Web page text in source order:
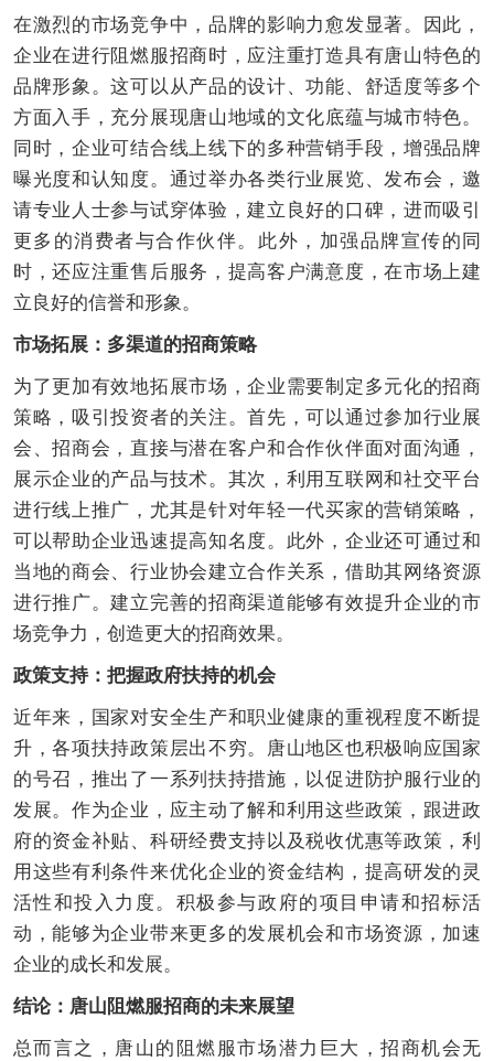
在激烈的市场竞争中，品牌的影响力愈发显著。因此，
企业在进行阻燃服招商时，应注重打造具有唐山特色的
品牌形象。这可以从产品的设计、功能、舒适度等多个
方面入手，充分展现唐山地域的文化底蕴与城市特色。
同时，企业可结合线上线下的多种营销手段，增强品牌
曝光度和认知度。通过举办各类行业展览、发布会，邀
请专业人士参与试穿体验，建立良好的口碑，进而吸引
更多的消费者与合作伙伴。此外，加强品牌宣传的同
时，还应注重售后服务，提高客户满意度，在市场上建
立良好的信誉和形象。
市场拓展：多渠道的招商策略
为了更加有效地拓展市场，企业需要制定多元化的招商
策略，吸引投资者的关注。首先，可以通过参加行业展
会、招商会，直接与潜在客户和合作伙伴面对面沟通，
展示企业的产品与技术。其次，利用互联网和社交平台
进行线上推广，尤其是针对年轻一代买家的营销策略，
可以帮助企业迅速提高知名度。此外，企业还可通过和
当地的商会、行业协会建立合作关系，借助其网络资源
进行推广。建立完善的招商渠道能够有效提升企业的市
场竞争力，创造更大的招商效果。
政策支持：把握政府扶持的机会
近年来，国家对安全生产和职业健康的重视程度不断提
升，各项扶持政策层出不穷。唐山地区也积极响应国家
的号召，推出了一系列扶持措施，以促进防护服行业的
发展。作为企业，应主动了解和利用这些政策，跟进政
府的资金补贴、科研经费支持以及税收优惠等政策，利
用这些有利条件来优化企业的资金结构，提高研发的灵
活性和投入力度。积极参与政府的项目申请和招标活
动，能够为企业带来更多的发展机会和市场资源，加速
企业的成长和发展。
结论：唐山阻燃服招商的未来展望
总而言之，唐山的阻燃服市场潜力巨大，招商机会无